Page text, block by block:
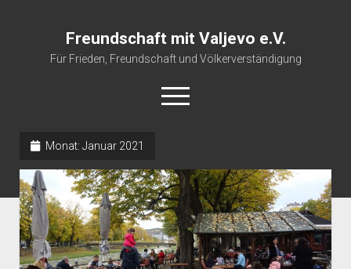
Freundschaft mit Valjevo e.V.
Für Frieden, Freundschaft und Völkerverständigung
open
menu
Veranstaltungskalender
Über uns
Impressum
Monat: Januar 2021